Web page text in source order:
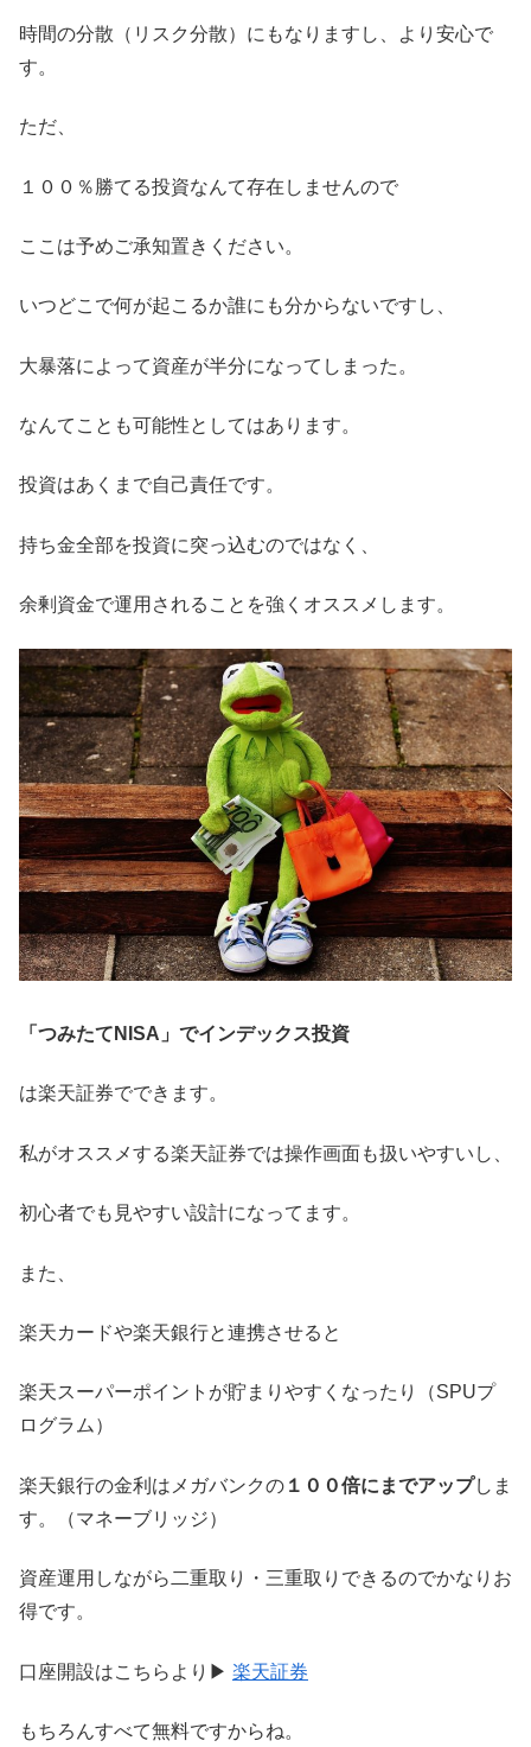
時間の分散（リスク分散）にもなりますし、より安心で
す。
ただ、
１００％勝てる投資なんて存在しませんので
ここは予めご承知置きください。
いつどこで何が起こるか誰にも分からないですし、
大暴落によって資産が半分になってしまった。
なんてことも可能性としてはあります。
投資はあくまで自己責任です。
持ち金全部を投資に突っ込むのではなく、
余剰資金で運用されることを強くオススメします。
「つみたてNISA」でインデックス投資
は楽天証券でできます。
私がオススメする楽天証券では操作画面も扱いやすいし、
初心者でも見やすい設計になってます。
また、
楽天カードや楽天銀行と連携させると
楽天スーパーポイントが貯まりやすくなったり（SPUプ
ログラム）
楽天銀行の金利はメガバンクの １００倍にまでアップしま
す。（マネーブリッジ）
資産運用しながら二重取り・三重取りできるのでかなりお
得です。
口座開設はこちらより▶︎ 楽天証券
もちろんすべて無料ですからね。